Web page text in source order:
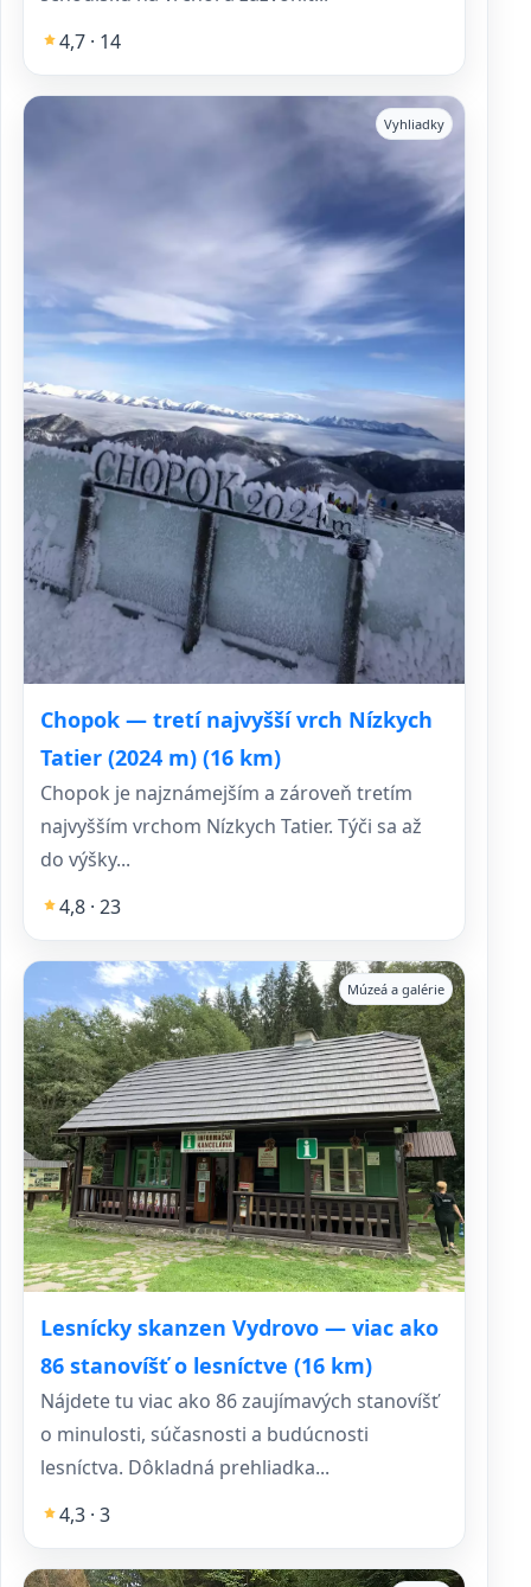
4,7 · 14
Chopok — tretí najvyšší vrch Nízkych
Tatier (2024 m) (16 km)
Vyhliadky
Chopok je najznámejším a zároveň tretím
najvyšším vrchom Nízkych Tatier. Týči sa až
do výšky...
4,8 · 23
Lesnícky skanzen Vydrovo — viac ako
86 stanovíšť o lesníctve (16 km)
Múzeá a galérie
Nájdete tu viac ako 86 zaujímavých stanovíšť
o minulosti, súčasnosti a budúcnosti
lesníctva. Dôkladná prehliadka...
4,3 · 3